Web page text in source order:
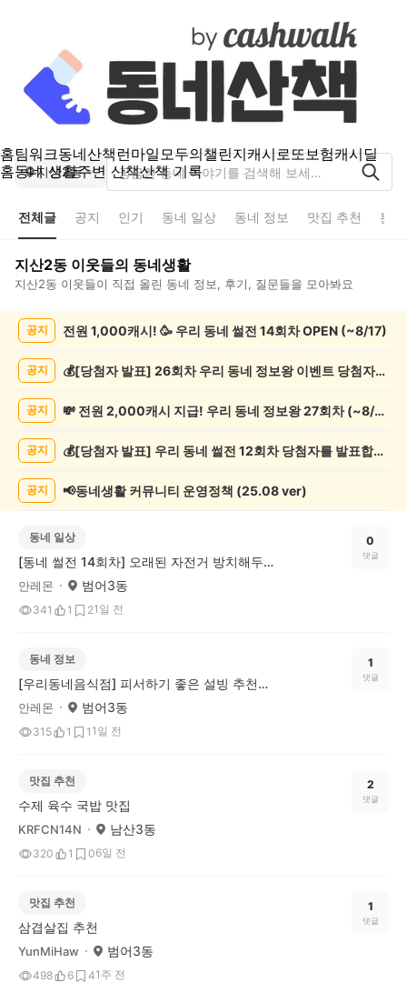
홈팀워크동네산책런마일모두의챌린지캐시로또보험캐시딜
홈동네 생활주변 산책산책 기록
지산2동
전체글 공지 인기 동네 일상 동네 정보 맛집 추천 분
지산2동 이웃들의 동네생활
지산2동 이웃들이 직접 올린 동네 정보, 후기, 질문들을 모아봐요
록
공지 전원 1,000캐시! 🥳 우리 동네 썰전 14회차 OPEN (~8/17)
공지 💰[당첨자 발표] 26회차 우리 동네 정보왕 이벤트 당첨자를 발표합니다!
공지 💸 전원 2,000캐시 지급! 우리 동네 정보왕 27회차 (~8/10)
공지 💰[당첨자 발표] 우리 동네 썰전 12회차 당첨자를 발표합니다!
공지 📢동네생활 커뮤니티 운영정책 (25.08 ver)
동네 일상
[동네 썰전 14회차] 오래된 자전거 방치해두는 일
안레몬 범어3동
341 1 21일 전
0
댓글
동네 정보
[우리동네음식점] 피서하기 좋은 설빙 추천해요 🍨
안레몬 범어3동
315 1 1 1일 전
1
댓글
맛집 추천
수제 육수 국밥 맛집
KRFCN14N 남산3동
320 1 06일 전
2
댓글
맛집 추천
삼겹살집 추천
YunMiHaw 범어3동
498 6 41주 전
1
댓글